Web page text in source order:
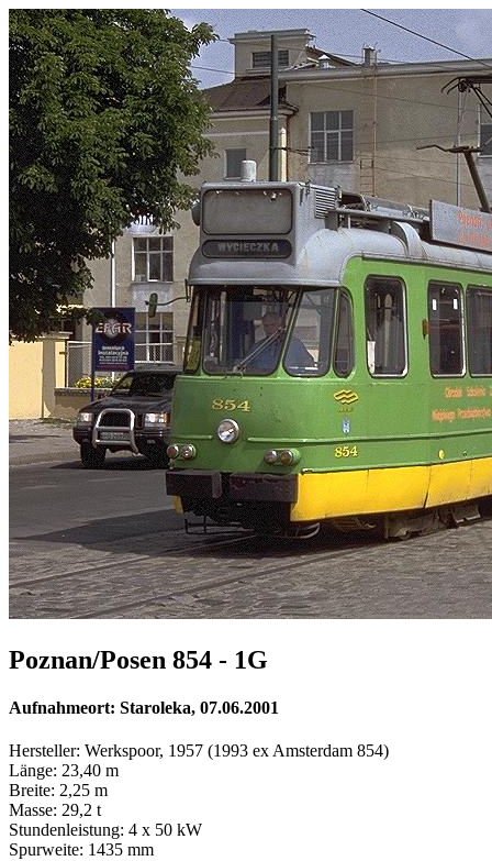
Poznan/Posen 854 - 1G
Aufnahmeort: Staroleka, 07.06.2001
Hersteller: Werkspoor, 1957 (1993 ex Amsterdam 854)
Länge: 23,40 m
Breite: 2,25 m
Masse: 29,2 t
Stundenleistung: 4 x 50 kW
Spurweite: 1435 mm